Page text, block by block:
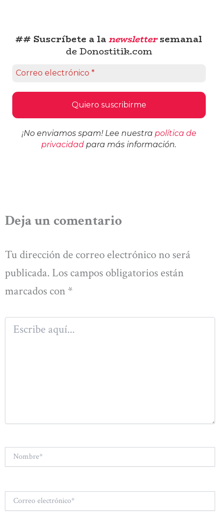
## Suscríbete a lanewslettersemanal
de Donostitik.com
¡No enviamos spam! Lee nuestra política de
privacidad para más información.
Deja un comentario
Tu dirección de correo electrónico no será
publicada. Los campos obligatorios están
marcados con *
aquí...
Nombre*
electrónico*